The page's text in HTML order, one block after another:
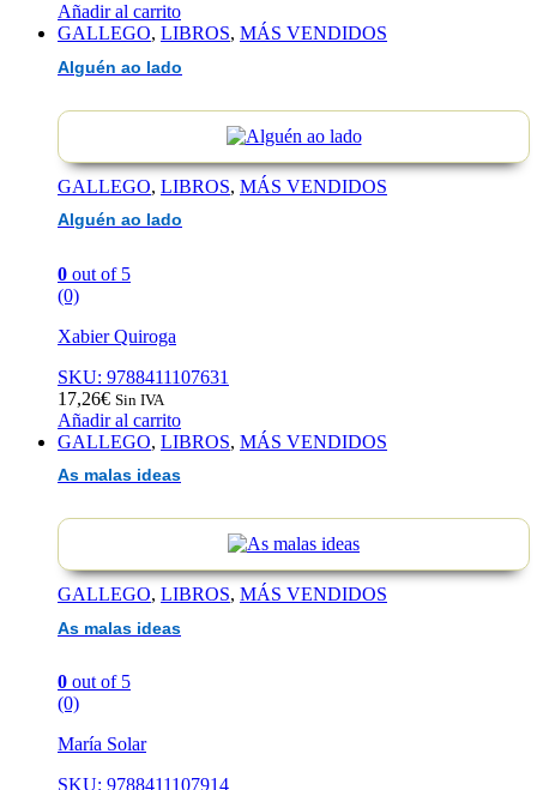
Añadir al carrito
GALLEGO, LIBROS, MÁS VENDIDOS
Alguén ao lado
GALLEGO, LIBROS, MÁS VENDIDOS
Alguén ao lado
0 out of 5
(0)
Xabier Quiroga
SKU: 9788411107631
17,26€ Sin IVA
Añadir al carrito
GALLEGO, LIBROS, MÁS VENDIDOS
As malas ideas
GALLEGO, LIBROS, MÁS VENDIDOS
As malas ideas
0 out of 5
(0)
María Solar
SKU: 9788411107914